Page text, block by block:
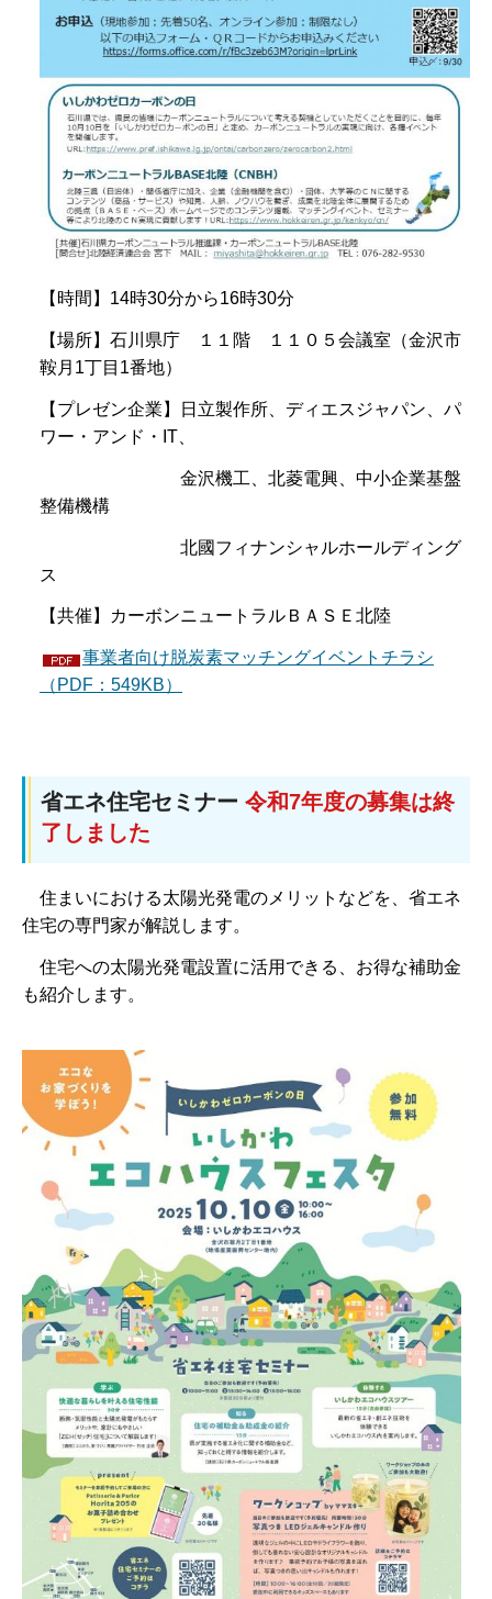
【時間】14時30分から16時30分
【場所】石川県庁 １１階 １１０５会議室（金沢市
鞍月1丁目1番地）
【プレゼン企業】日立製作所、ディエスジャパン、パ
ワー・アンド・IT、
金沢機工、北菱電興、中小企業基盤
整備機構
北國フィナンシャルホールディング
ス
【共催】カーボンニュートラルＢＡＳＥ北陸
事業者向け脱炭素マッチングイベントチラシ
（PDF：549KB）
省エネ住宅セミナー 令和7年度の募集は終
了しました
住まいにおける太陽光発電のメリットなどを、省エネ
住宅の専門家が解説します。
住宅への太陽光発電設置に活用できる、お得な補助金
も紹介します。